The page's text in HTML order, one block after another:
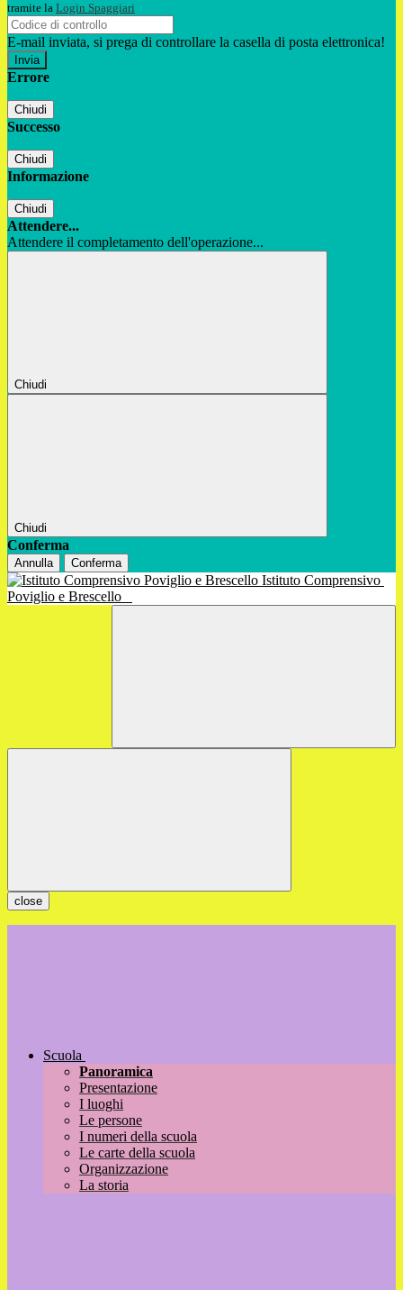
tramite la Login Spaggiari
E-mail inviata, si prega di controllare la casella di posta elettronica!
Errore
Chiudi
Successo
Chiudi
Informazione
Chiudi
Attendere...
Attendere il completamento dell'operazione...
Chiudi
Chiudi
Conferma
Annulla Conferma
Istituto Comprensivo
Poviglio e Brescello
close
Scuola
Panoramica
Presentazione
I luoghi
Le persone
I numeri della scuola
Le carte della scuola
Organizzazione
La storia